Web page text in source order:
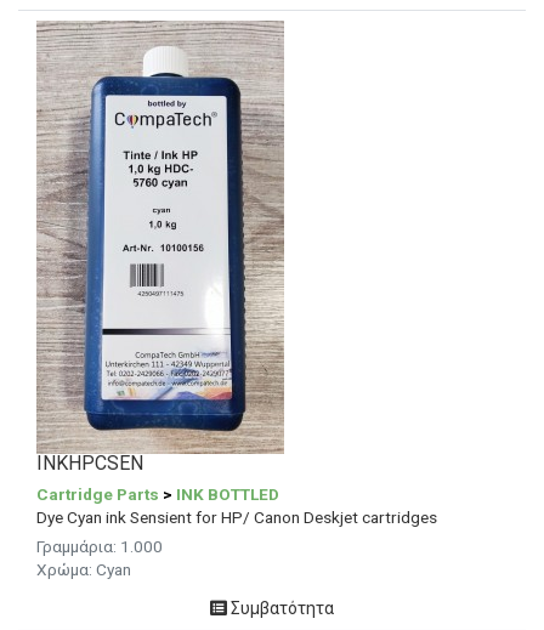
INKHPCSEN
Cartridge Parts > INK BOTTLED
Dye Cyan ink Sensient for HP/ Canon Deskjet cartridges
Γραμμάρια: 1.000
Χρώμα: Cyan
Συμβατότητα